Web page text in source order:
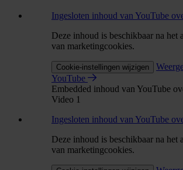
Ingesloten inhoud van YouTube
Deze inhoud is beschikbaar na het
van marketingcookies.
Cookie-instellingen wijzigen
YouTube
Embedded inhoud van YouTube
Video 1
Ingesloten inhoud van YouTube
Deze inhoud is beschikbaar na het
van marketingcookies.